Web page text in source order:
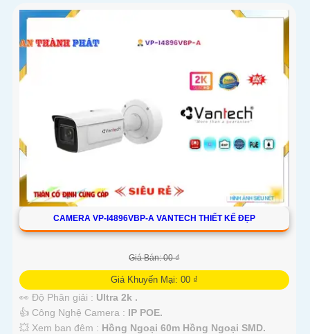
CAMERA VP-I4896VBP-A VANTECH THIẾT KẾ ĐẸP
Giá Bán: 00 ₫
Giá Khuyến Mại: 00 ₫
👀 Độ Phân giải : Ultra 2k .
👍 Công Nghệ Camera : IP POE.
💥 Xem ban đêm : Hồng Ngoại 60m Hồng Ngoại SMD.